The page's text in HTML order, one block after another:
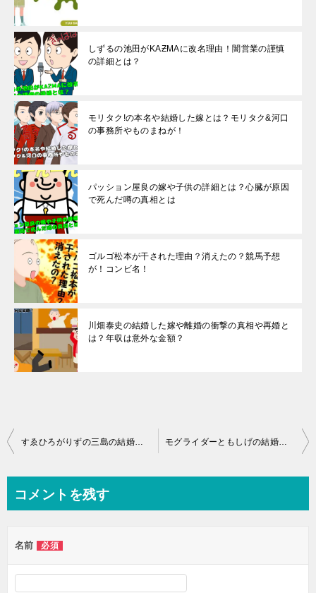
しずるの池田がKAƵMAに改名理由！闇営業の謹慎
の詳細とは？
モリタク!の本名や結婚した嫁とは？モリタク&河口
の事務所やものまねが！
パッション屋良の嫁や子供の詳細とは？心臓が原因
で死んだ噂の真相とは
ゴルゴ松本が干された理由？消えたの？競馬予想
が！コンビ名！
川畑泰史の結婚した嫁や離婚の衝撃の真相や再婚と
は？年収は意外な金額？
投
ビ
ー
シ
すゑひろがりずの三島の結婚した嫁の画像が？大学や出身や年齢の詳細！ モグライダーともしげの結婚した嫁の画像や詳細とは？大学や学歴とは
コメントを残す
名前 必須